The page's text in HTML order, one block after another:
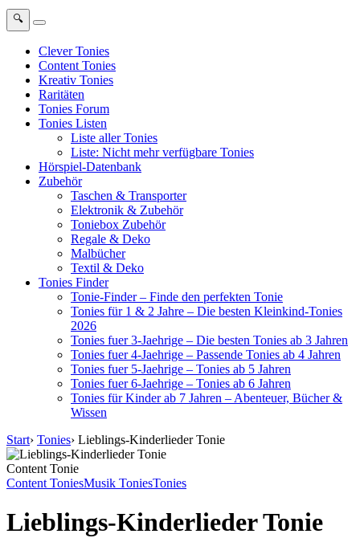
🔍
Clever Tonies
Content Tonies
Kreativ Tonies
Raritäten
Tonies Forum
Tonies Listen
Liste aller Tonies
Liste: Nicht mehr verfügbare Tonies
Hörspiel-Datenbank
Zubehör
Taschen & Transporter
Elektronik & Zubehör
Toniebox Zubehör
Regale & Deko
Malbücher
Textil & Deko
Tonies Finder
Tonie-Finder – Finde den perfekten Tonie
Tonies für 1 & 2 Jahre – Die besten Kleinkind-Tonies
2026
Tonies fuer 3-Jaehrige – Die besten Tonies ab 3 Jahren
Tonies fuer 4-Jaehrige – Passende Tonies ab 4 Jahren
Tonies fuer 5-Jaehrige – Tonies ab 5 Jahren
Tonies fuer 6-Jaehrige – Tonies ab 6 Jahren
Tonies für Kinder ab 7 Jahren – Abenteuer, Bücher &
Wissen
Start› Tonies› Lieblings-Kinderlieder Tonie
Content Tonie
Content ToniesMusik ToniesTonies
Lieblings-Kinderlieder Tonie